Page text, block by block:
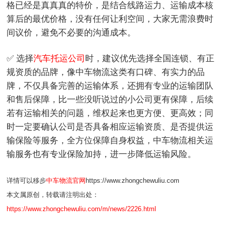
格已经是真真真的特价，是结合线路运力、运输成本核
算后的最优价格，没有任何让利空间，大家无需浪费时
间议价，避免不必要的沟通成本。
✅ 选择汽车托运公司 时，建议优先选择全国连锁、有正
规资质的品牌，像中车物流这类有口碑、有实力的品
牌，不仅具备完善的运输体系，还拥有专业的运输团队
和售后保障，比一些没听说过的小公司更有保障，后续
若有运输相关的问题，维权起来也更方便、更高效；同
时一定要确认公司是否具备相应运输资质、是否提供运
输保险等服务，全方位保障自身权益，中车物流相关运
输服务也有专业保险加持，进一步降低运输风险。
详情可以移步中车物流官网 https://www.zhongchewuliu.com
本文属原创，转载请注明出处：
https://www.zhongchewuliu.com/m/news/2226.html